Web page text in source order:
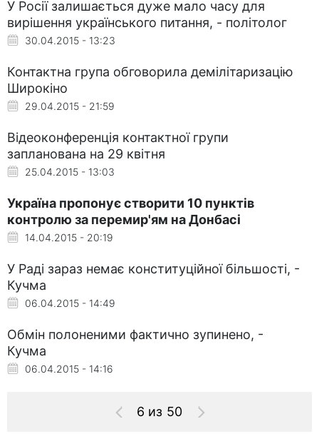
У Росії залишається дуже мало часу для
вирішення українського питання, - політолог
30.04.2015 - 13:23
Контактна група обговорила демілітаризацію
Широкіно
29.04.2015 - 21:59
Відеоконференція контактної групи
запланована на 29 квітня
25.04.2015 - 13:03
Україна пропонує створити 10 пунктів
контролю за перемир'ям на Донбасі
14.04.2015 - 20:19
У Раді зараз немає конституційної більшості, -
Кучма
06.04.2015 - 14:49
Обмін полоненими фактично зупинено, -
Кучма
06.04.2015 - 14:16
6 из 50